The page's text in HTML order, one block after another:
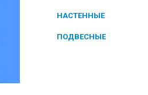
НАСТЕННЫЕ
ПОДВЕСНЫЕ